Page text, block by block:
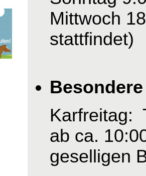
Mittwoch
stattfindet)
Karfreitag:
ab ca.
geselligen